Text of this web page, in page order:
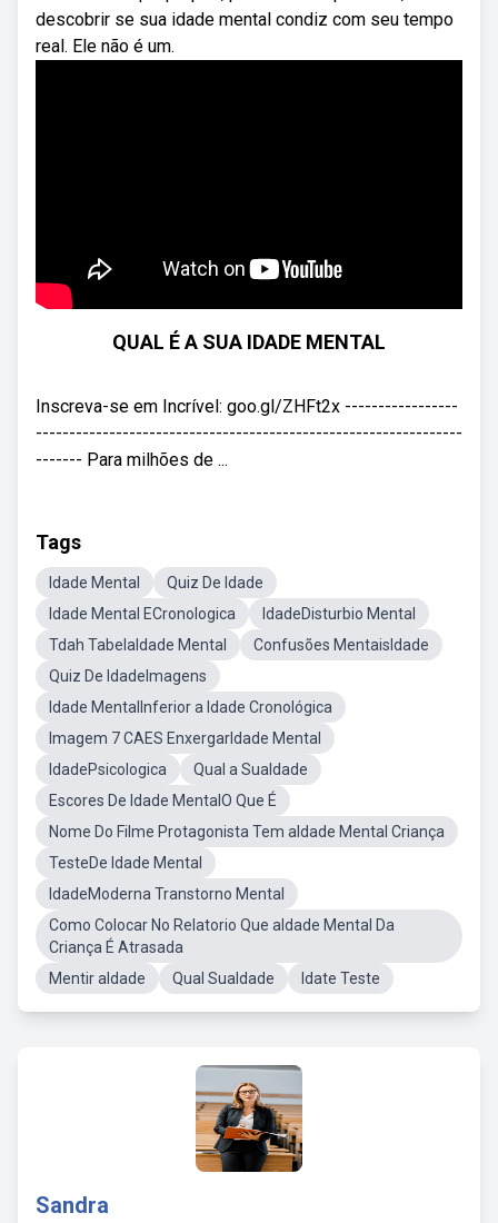
descobrir se sua idade mental condiz com seu tempo
real. Ele não é um.
QUAL É A SUA IDADE MENTAL
Inscreva-se em Incrível: goo.gl/ZHFt2x -----------------
----------------------------------------------------------------
------- Para milhões de ...
Tags
Idade Mental
Quiz De Idade
Idade Mental ECronologica
IdadeDisturbio Mental
Tdah TabelaIdade Mental
Confusões MentaisIdade
Quiz De IdadeImagens
Idade MentalInferior a Idade Cronológica
Imagem 7 CAES EnxergarIdade Mental
IdadePsicologica
Qual a SuaIdade
Escores De Idade MentalO Que É
Nome Do Filme Protagonista Tem aIdade Mental Criança
TesteDe Idade Mental
IdadeModerna Transtorno Mental
Como Colocar No Relatorio Que aIdade Mental Da
Criança É Atrasada
Mentir aIdade
Qual SuaIdade Idate Teste
Sandra